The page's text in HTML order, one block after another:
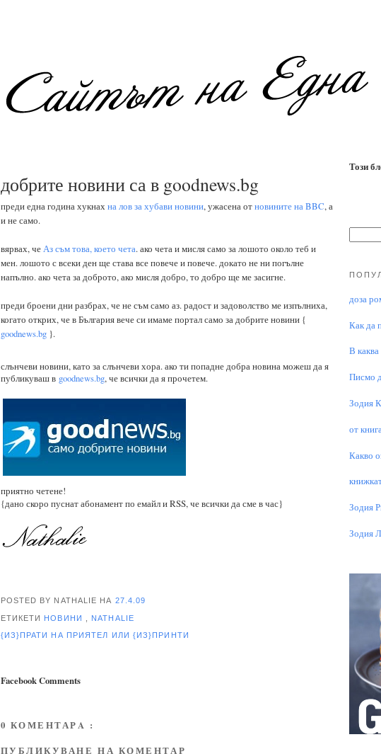
добрите новини са в goodnews.bg
преди една година хукнахна лов за хубави новини, ужасена отновините на BBC, а
и не само.
вярвах, чеАз съм това, което чета. ако чета и мисля само за лошото около теб и
мен. лошото с всеки ден ще става все повече и повече. докато не ни погълне
напълно. ако чета за доброто, ако мисля добро, то добро ще ме засигне.
преди броени дни разбрах, че не съм само аз. радост и задоволство ме изпълниха,
когато открих, че в България вече си имаме портал само за добрите новини {
goodnews.bg}.
слънчеви новини, като за слънчеви хора. ако ти попадне добра новина можеш да я
публикуваш в goodnews.bg, че всички да я прочетем.
приятно четене!
{дано скоро пуснат абонамент по емайл и RSS, че всички да сме в час}
POSTED BY NATHALIE НА 27.4.09
ЕТИКЕТИ НОВИНИ NATHALIE
{ИЗ}ПРАТИ НА ПРИЯТЕЛ ИЛИ {ИЗ}ПРИНТИ
Facebook Comments
0 КОМЕНТАРA :
ПУБЛИКУВАНЕ НА КОМЕНТАР
Този
доза
Как да
В
Писмо
Зодия
от
Какво
Зодия
Зодия